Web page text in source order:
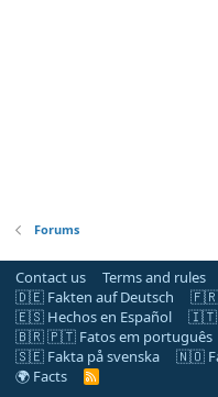
Forums
Contact us Terms and rules
🇩🇪 Fakten auf Deutsch
🇫🇷
🇪🇸 Hechos en Español
🇮🇹
🇧🇷 🇵🇹 Fatos em português
🇸🇪 Fakta på svenska
🇳🇴
🌍 Facts
R